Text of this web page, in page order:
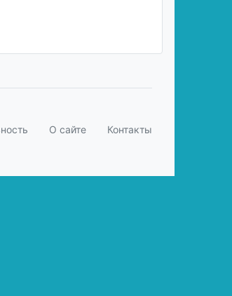
О сайте Контакты